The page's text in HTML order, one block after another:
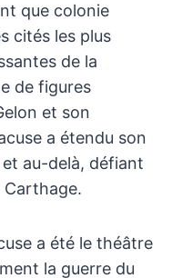
que colonie
cités les plus
de la
de figures
et son
a étendu son
au-delà, défiant
Carthage.
a été le théâtre
la guerre du